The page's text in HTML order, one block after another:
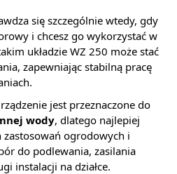
się szczególnie wtedy, gdy
i chcesz go wykorzystać w
układzie WZ 250 może stać
zapewniając stabilną pracę
jest przeznaczone do
wody, dlatego najlepiej
ogrodowych i
do podlewania, zasilania
instalacji na działce.